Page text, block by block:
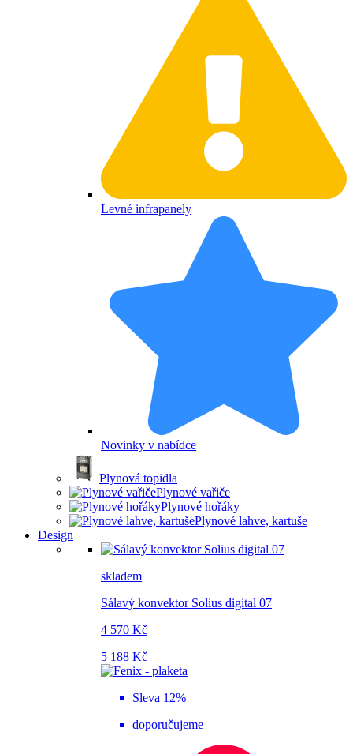
Levné infrapanely
Novinky v nabídce
Plynová topidla
Plynové vařiče
Plynové hořáky
Plynové lahve, kartuše
Design
skladem
Sálavý konvektor Solius digital 07
4 570 Kč
5 188 Kč
Sleva 12%
doporučujeme